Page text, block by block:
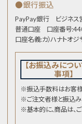
●銀行振込
PayPay銀行 ビジネス
普通口座 口座番号
口座名義:カ）ハナトオジ
【お振込みにつ
事項】
※振込手数料はお客様
※ご注文者様と振込み
※基本的に、商品は、